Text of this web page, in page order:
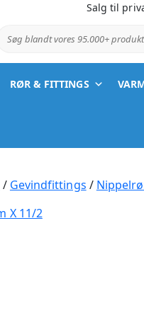
Salg til
Søg blandt vores 95.000+
RØR & FITTINGS
/ Gevindfittings /